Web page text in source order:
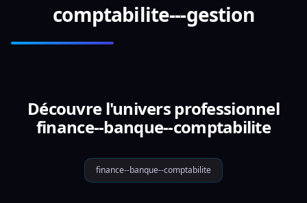
comptabilite---gestion
Découvre l'univers professionnel
finance--banque--comptabilite
finance--banque--comptabilite